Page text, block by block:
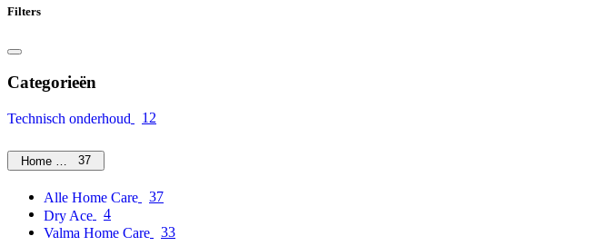
Filters
Categorieën
Technisch onderhoud 12
Home Care37
Alle Home Care
37
Dry Ace
4
Valma Home Care
33